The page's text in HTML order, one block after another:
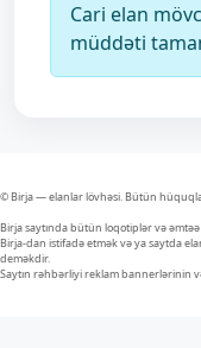
Cari elan
müddəti
© Birja — elanlar lövhəsi. Bütün
Birja saytında bütün loqotiplər və
Birja-dan istifadə etmək və ya saytda
deməkdir.
Saytın rəhbərliyi reklam bannerlərinin